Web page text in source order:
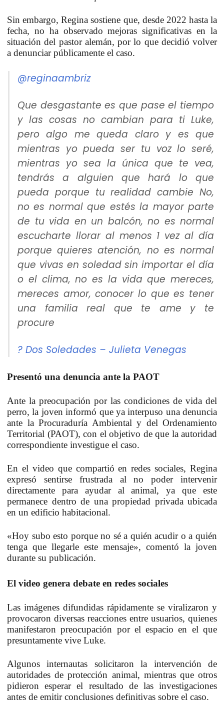
Sin embargo, Regina sostiene que, desde 2022 hasta la
fecha, no ha observado mejoras significativas en la
situación del pastor alemán, por lo que decidió volver
a denunciar públicamente el caso.
@reginaambriz
Que desgastante es que pase el tiempo
y las cosas no cambian para ti Luke,
pero algo me queda claro y es que
mientras yo pueda ser tu voz lo seré,
mientras yo sea la única que te vea,
tendrás a alguien que hará lo que
pueda porque tu realidad cambie No,
no es normal que estés la mayor parte
de tu vida en un balcón, no es normal
escucharte llorar al menos 1 vez al día
porque quieres atención, no es normal
que vivas en soledad sin importar el día
o el clima, no es la vida que mereces,
mereces amor, conocer lo que es tener
una familia real que te ame y te
procure
? Dos Soledades – Julieta Venegas
Presentó una denuncia ante la PAOT
Ante la preocupación por las condiciones de vida del
perro, la joven informó que ya interpuso una denuncia
ante la Procuraduría Ambiental y del Ordenamiento
Territorial (PAOT), con el objetivo de que la autoridad
correspondiente investigue el caso.
En el video que compartió en redes sociales, Regina
expresó sentirse frustrada al no poder intervenir
directamente para ayudar al animal, ya que este
permanece dentro de una propiedad privada ubicada
en un edificio habitacional.
«Hoy subo esto porque no sé a quién acudir o a quién
tenga que llegarle este mensaje», comentó la joven
durante su publicación.
El video genera debate en redes sociales
Las imágenes difundidas rápidamente se viralizaron y
provocaron diversas reacciones entre usuarios, quienes
manifestaron preocupación por el espacio en el que
presuntamente vive Luke.
Algunos internautas solicitaron la intervención de
autoridades de protección animal, mientras que otros
pidieron esperar el resultado de las investigaciones
antes de emitir conclusiones definitivas sobre el caso.